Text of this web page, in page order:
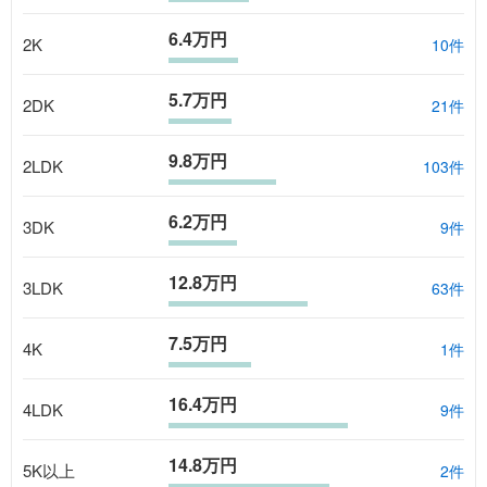
2K 6.4万円 10件
2DK 5.7万円 21件
2LDK 9.8万円 103件
3DK 6.2万円 9件
3LDK 12.8万円 63件
4K 7.5万円 1件
4LDK 16.4万円 9件
5K以上 14.8万円 2件